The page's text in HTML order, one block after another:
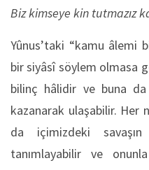
Biz kimseye kin tutmazız
Yûnus’taki “kamu âlemi
bir siyâsî söylem olmasa
bilinç hâlidir ve buna da
kazanarak ulaşabilir. Her
da içimizdeki
tanımlayabilir ve